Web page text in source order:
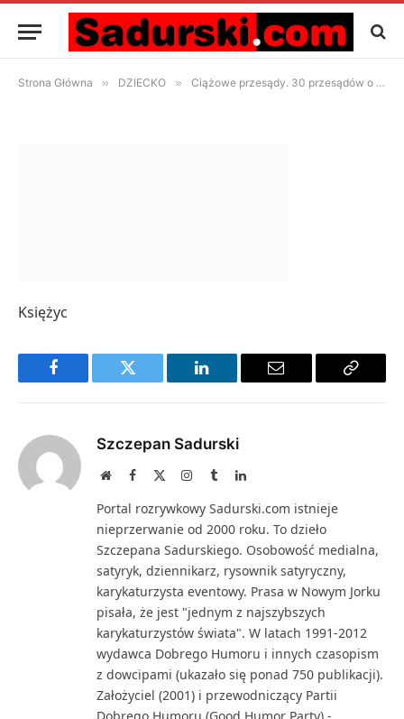
Strona Główna » DZIECKO » Ciążowe przesądy. 30 przesądów o ciąży
Księżyc
Księżyc
Facebook Twitter LinkedIn Email
Copy
Szczepan Sadurski
WebsiteFacebook Instagram
TumblrLinkedIn
Portal rozrywkowy Sadurski.com istnieje
nieprzerwanie od 2000 roku. To dzieło
Szczepana Sadurskiego. Osobowość medialna,
satyryk, dziennikarz, rysownik satyryczny,
karykaturzysta eventowy. Prasa w Nowym Jorku
pisała, że jest "jednym z najszybszych
karykaturzystów świata". W latach 1991-2012
wydawca Dobrego Humoru i innych czasopism
z dowcipami (ukazało się ponad 750 publikacji).
Założyciel (2001) i przewodniczący Partii